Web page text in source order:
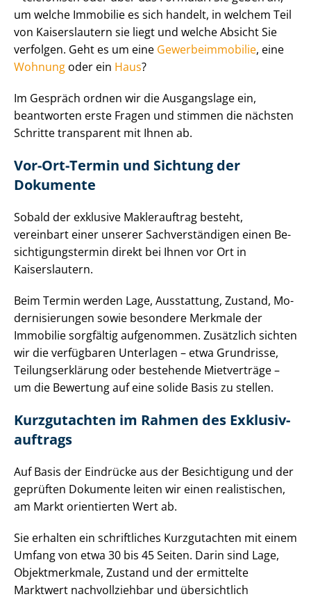
um welche Immobilie es sich handelt, in welchem Teil
von Kaiserslautern sie liegt und welche Absicht Sie
verfolgen. Geht es um eine Ge­wer­be­im­mo­bi­lie, eine
Wohnung oder ein Haus?
Im Gespräch ordnen wir die Ausgangslage ein,
beantworten erste Fragen und stimmen die nächsten
Schritte transparent mit Ihnen ab.
Vor-Ort-Termin und Sichtung der
Dokumente
Sobald der exklusive Maklerauftrag besteht,
vereinbart einer unserer Sach­ver­stän­di­gen einen Be­
sich­ti­gungs­ter­min direkt bei Ihnen vor Ort in
Kaiserslautern.
Beim Termin werden Lage, Ausstattung, Zustand, Mo­
der­ni­sie­run­gen sowie besondere Merkmale der
Immobilie sorgfältig aufgenommen. Zusätzlich sichten
wir die verfügbaren Unterlagen – etwa Grundrisse,
Tei­lungs­er­klä­rung oder bestehende Mietverträge –
um die Bewertung auf eine solide Basis zu stellen.
Kurzgutachten im Rahmen des Ex­klu­siv­
auf­trags
Auf Basis der Eindrücke aus der Besichtigung und der
geprüften Dokumente leiten wir einen realistischen,
am Markt orientierten Wert ab.
Sie erhalten ein schriftliches Kurzgutachten mit einem
Umfang von etwa 30 bis 45 Seiten. Darin sind Lage,
Objektmerkmale, Zustand und der ermittelte
Marktwert nachvollziehbar und übersichtlich